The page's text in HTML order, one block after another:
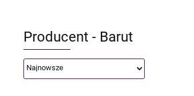
Producent - Barut